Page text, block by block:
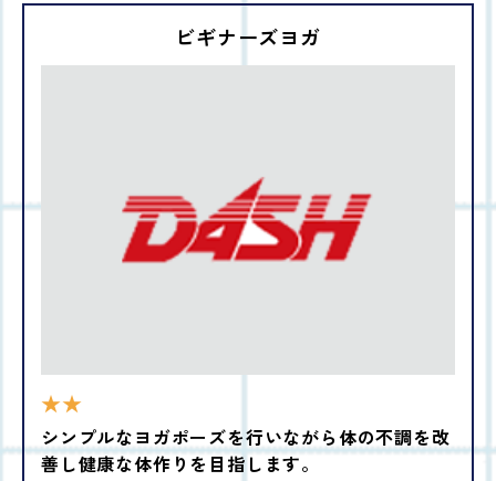
ビギナーズヨガ
★★
シンプルなヨガポーズを行いながら体の不調を改
善し健康な体作りを目指します。